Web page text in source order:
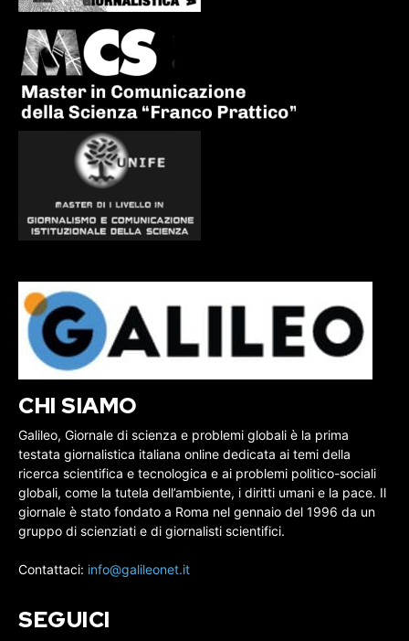
CHI SIAMO
Galileo, Giornale di scienza e problemi globali è la prima
testata giornalistica italiana online dedicata ai temi della
ricerca scientifica e tecnologica e ai problemi politico-sociali
globali, come la tutela dell’ambiente, i diritti umani e la pace. Il
giornale è stato fondato a Roma nel gennaio del 1996 da un
gruppo di scienziati e di giornalisti scientifici.
Contattaci: info@galileonet.it
SEGUICI